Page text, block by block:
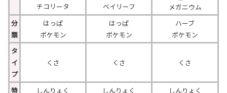
チコリータ
ベイリーフ
メガニウム
分
類
はっぱ
ポケモン
はっぱ
ポケモン
ハーブ
ポケモン
タ
イ
プ
くさ くさ くさ
特
しんりょく
しんりょく
しんりょく